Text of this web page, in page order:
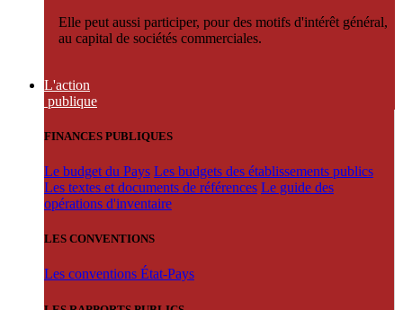
Elle peut aussi participer, pour des motifs d'intérêt général,
au capital de sociétés commerciales.
L'action
publique
FINANCES PUBLIQUES
Le budget du Pays Les budgets des établissements publics
Les textes et documents de références Le guide des
opérations d'inventaire
LES CONVENTIONS
Les conventions État-Pays